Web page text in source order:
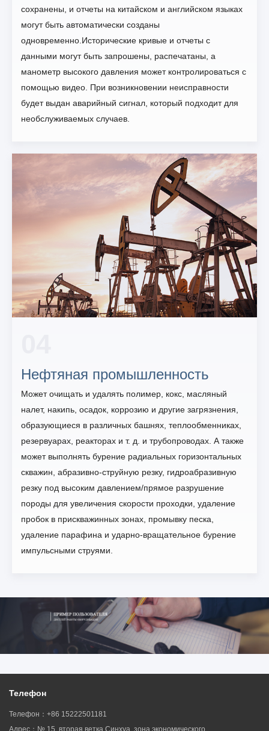
сохранены, и отчеты на китайском и английском языках
могут быть автоматически созданы
одновременно.Исторические кривые и отчеты с
данными могут быть запрошены, распечатаны, а
манометр высокого давления может контролироваться с
помощью видео. При возникновении неисправности
будет выдан аварийный сигнал, который подходит для
необслуживаемых случаев.
Нефтяная промышленность
Может очищать и удалять полимер, кокс, масляный
налет, накипь, осадок, коррозию и другие загрязнения,
образующиеся в различных башнях, теплообменниках,
резервуарах, реакторах и т. д. и трубопроводах. А также
может выполнять бурение радиальных горизонтальных
скважин, абразивно-струйную резку, гидроабразивную
резку под высоким давлением/прямое разрушение
породы для увеличения скорости проходки, удаление
пробок в прискважинных зонах, промывку песка,
удаление парафина и ударно-вращательное бурение
импульсными струями.
Телефон
Телефон：+86 15222501181
Адрес：№ 15, вторая ветка Синхуа, зона экономического